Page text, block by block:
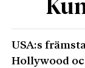
USA:s
Hollywood